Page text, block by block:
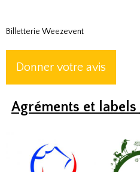
Billetterie Weezevent
Donner votre avis
Agréments et labels